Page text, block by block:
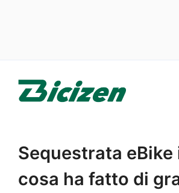
Sequestrata eBike
cosa ha fatto di